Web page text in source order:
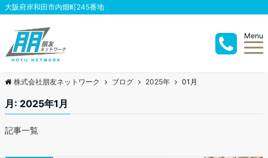
大阪府岸和田市内畑町245番地
Menu
株式会社朋友ネットワーク ブログ 2025年 01月
月: 2025年1月
記事一覧